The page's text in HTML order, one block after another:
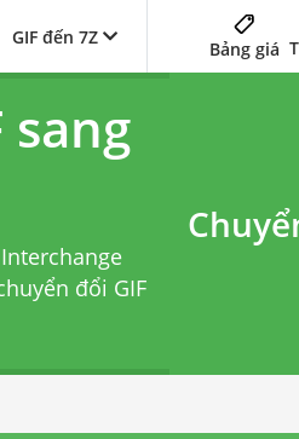
GIF đến 7Z
Bảng giá
đổi GIF